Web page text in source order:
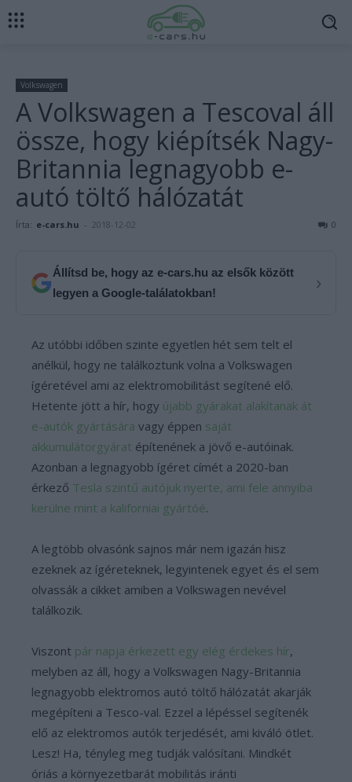
Volkswagen
A Volkswagen a Tescoval áll
össze, hogy kiépítsék Nagy-
Britannia legnagyobb e-
autó töltő hálózatát
Írta: e-cars.hu - 2018-12-02 0
Állítsd be, hogy az e-cars.hu az elsők között
legyen a Google-találatokban!
›
Az utóbbi időben szinte egyetlen hét sem telt el
anélkül, hogy ne találkoztunk volna a Volkswagen
ígéretével ami az elektromobilitást segítené elő.
Hetente jött a hír, hogy újabb gyárakat alakítanak át
e-autók gyártására vagy éppen saját
akkumulátorgyárat építenének a jövő e-autóinak.
Azonban a legnagyobb ígéret címét a 2020-ban
érkező Tesla szintű autójuk nyerte, ami fele annyiba
kerülne mint a kaliforniai gyártóé.
A legtöbb olvasónk sajnos már nem igazán hisz
ezeknek az ígéreteknek, legyintenek egyet és el sem
olvassák a cikket amiben a Volkswagen nevével
találkozik.
Viszont pár napja érkezett egy elég érdekes hír,
melyben az áll, hogy a Volkswagen Nagy-Britannia
legnagyobb elektromos autó töltő hálózatát akarják
megépíteni a Tesco-val. Ezzel a lépéssel segítenék
elő az elektromos autók terjedését, ami kiváló ötlet.
Lesz! Ha, tényleg meg tudják valósítani. Mindkét
óriás a környezetbarát mobilitás iránti